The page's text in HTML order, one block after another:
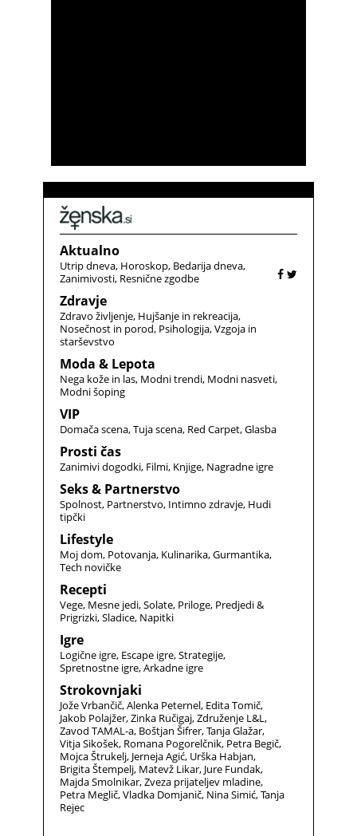
Aktualno
Utrip dneva Horoskop Bedarija dneva
Zanimivosti Resnične zgodbe
Zdravje
Zdravo življenje Hujšanje in rekreacija
Nosečnost in porod Psihologija Vzgoja in
starševstvo
Moda & Lepota
Nega kože in las Modni trendi Modni nasveti
Modni šoping
VIP
Domača scena Tuja scena Red Carpet Glasba
Prosti čas
Zanimivi dogodki Filmi Knjige Nagradne igre
Seks & Partnerstvo
Spolnost Partnerstvo Intimno zdravje Hudi
tipčki
Lifestyle
Moj dom Potovanja Kulinarika Gurmantika
Tech novičke
Recepti
Vege Mesne jedi Solate Priloge Predjedi &
Prigrizki Sladice Napitki
Igre
Logične igre Escape igre Strategije
Spretnostne igre Arkadne igre
Strokovnjaki
Jože Vrbančič Alenka Peternel Edita Tomič
Jakob Polajžer Zinka Ručigaj Združenje L&L
Zavod TAMAL-a Boštjan Šifrer Tanja Glažar
Vitja Sikošek Romana Pogorelčnik Petra Begič
Mojca Štrukelj Jerneja Agić Urška Habjan
Brigita Štempelj Matevž Likar Jure Fundak
Majda Smolnikar Zveza prijateljev mladine
Petra Meglič Vladka Domjanič Nina Simić Tanja
Rejec